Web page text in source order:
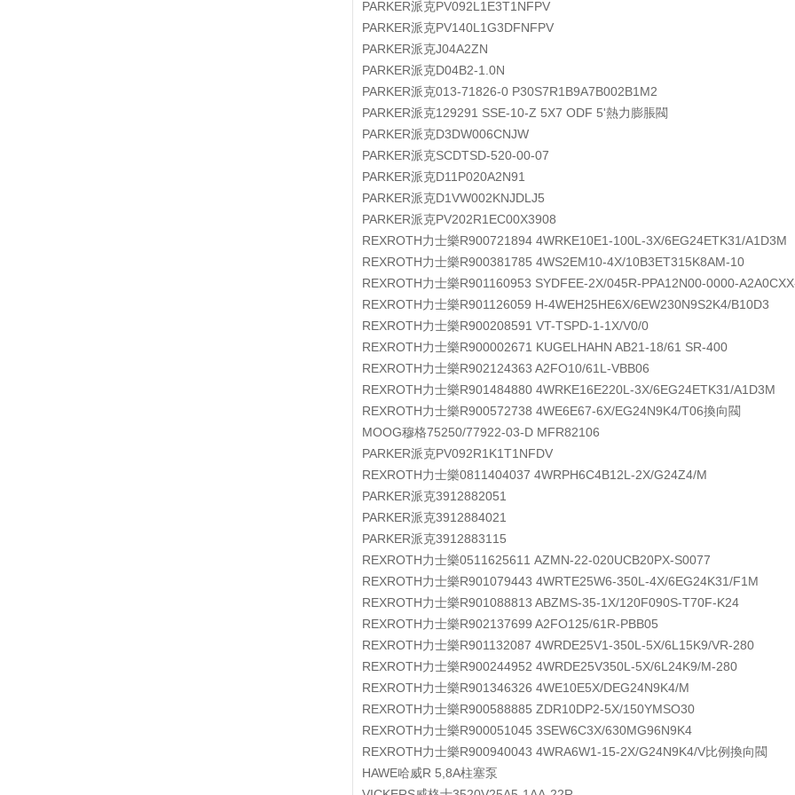
PARKER派克PV092L1E3T1NFPV
PARKER派克PV140L1G3DFNFPV
PARKER派克J04A2ZN
PARKER派克D04B2-1.0N
PARKER派克013-71826-0 P30S7R1B9A7B002B1M2
PARKER派克129291 SSE-10-Z 5X7 ODF 5'熱力膨脹閥
PARKER派克D3DW006CNJW
PARKER派克SCDTSD-520-00-07
PARKER派克D11P020A2N91
PARKER派克D1VW002KNJDLJ5
PARKER派克PV202R1EC00X3908
REXROTH力士樂R900721894 4WRKE10E1-100L-3X/6EG24ETK31/A1D3M
REXROTH力士樂R900381785 4WS2EM10-4X/10B3ET315K8AM-10
REXROTH力士樂R901160953 SYDFEE-2X/045R-PPA12N00-0000-
REXROTH力士樂R901126059 H-4WEH25HE6X/6EW230N9S2K4/B10D3
REXROTH力士樂R900208591 VT-TSPD-1-1X/V0/0
REXROTH力士樂R900002671 KUGELHAHN AB21-18/61 SR-400
REXROTH力士樂R902124363 A2FO10/61L-VBB06
REXROTH力士樂R901484880 4WRKE16E220L-3X/6EG24ETK31/A1D3M
REXROTH力士樂R900572738 4WE6E67-6X/EG24N9K4/T06換向閥
MOOG穆格75250/77922-03-D MFR82106
PARKER派克PV092R1K1T1NFDV
REXROTH力士樂0811404037 4WRPH6C4B12L-2X/G24Z4/M
PARKER派克3912882051
PARKER派克3912884021
PARKER派克3912883115
REXROTH力士樂0511625611 AZMN-22-020UCB20PX-S0077
REXROTH力士樂R901079443 4WRTE25W6-350L-4X/6EG24K31/F1M
REXROTH力士樂R901088813 ABZMS-35-1X/120F090S-T70F-K24
REXROTH力士樂R902137699 A2FO125/61R-PBB05
REXROTH力士樂R901132087 4WRDE25V1-350L-5X/6L15K9/VR-280
REXROTH力士樂R900244952 4WRDE25V350L-5X/6L24K9/M-280
REXROTH力士樂R901346326 4WE10E5X/DEG24N9K4/M
REXROTH力士樂R900588885 ZDR10DP2-5X/150YMSO30
REXROTH力士樂R900051045 3SEW6C3X/630MG96N9K4
REXROTH力士樂R900940043 4WRA6W1-15-2X/G24N9K4/V比例換向閥
HAWE哈威R 5,8A柱塞泵